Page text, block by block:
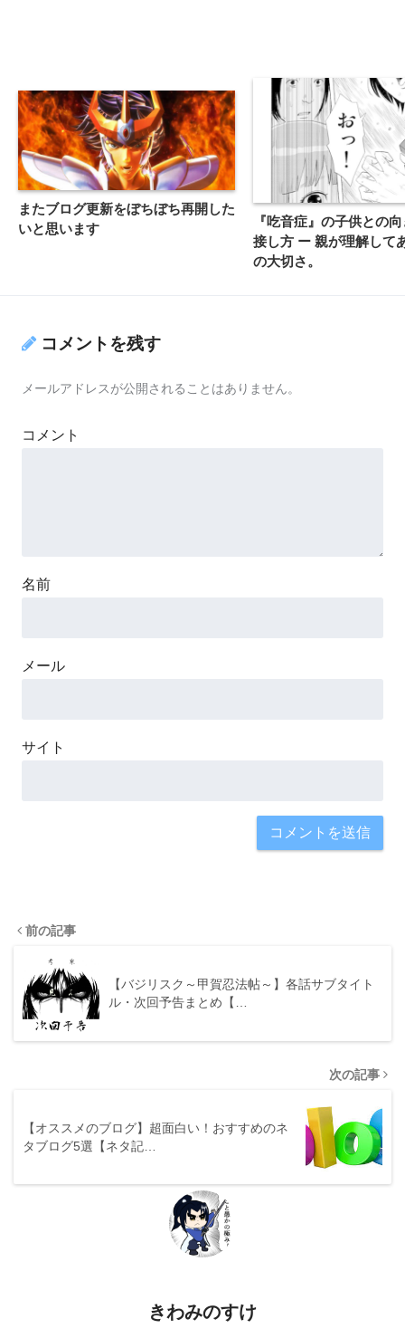
またブログ更新をぼちぼち再開した
いと思います
『吃音症』の子供との
接し方 ー 親が理解して
の大切さ。
コメントを残す
メールアドレスが公開されることはありません。
コメント
名前
メール
サイト
前の記事
【バジリスク～甲賀忍法帖～】各話サブタイト
ル・次回予告まとめ【…
次の記事
【オススメのブログ】超面白い！おすすめのネ
タブログ5選【ネタ記…
きわみのすけ